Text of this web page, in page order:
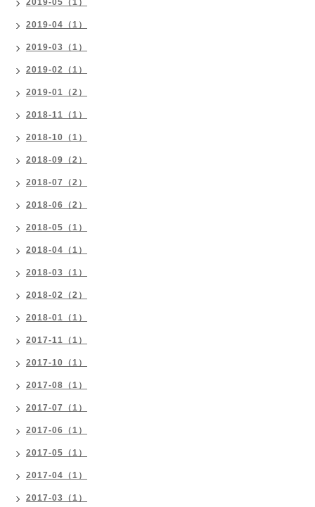
2019-05（1）
2019-04（1）
2019-03（1）
2019-02（1）
2019-01（2）
2018-11（1）
2018-10（1）
2018-09（2）
2018-07（2）
2018-06（2）
2018-05（1）
2018-04（1）
2018-03（1）
2018-02（2）
2018-01（1）
2017-11（1）
2017-10（1）
2017-08（1）
2017-07（1）
2017-06（1）
2017-05（1）
2017-04（1）
2017-03（1）